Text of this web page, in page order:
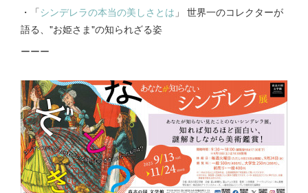
・「シンデレラの本当の美しさとは 」 世界一のコレクターが
語る、"お姫さま"の知られざる姿
ーーー